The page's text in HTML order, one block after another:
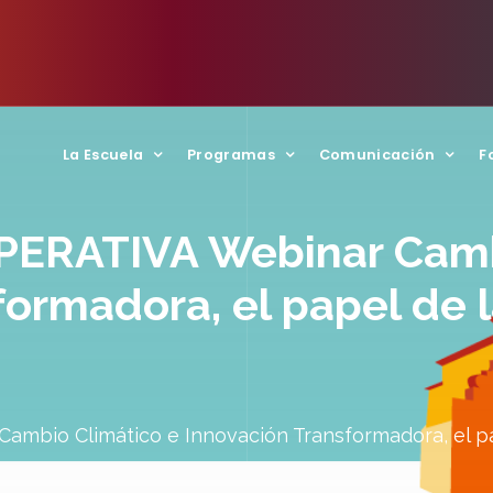
La Escuela Programas Comunicación
Webinar
el papel de
Climático e Innovación Transformadora, el